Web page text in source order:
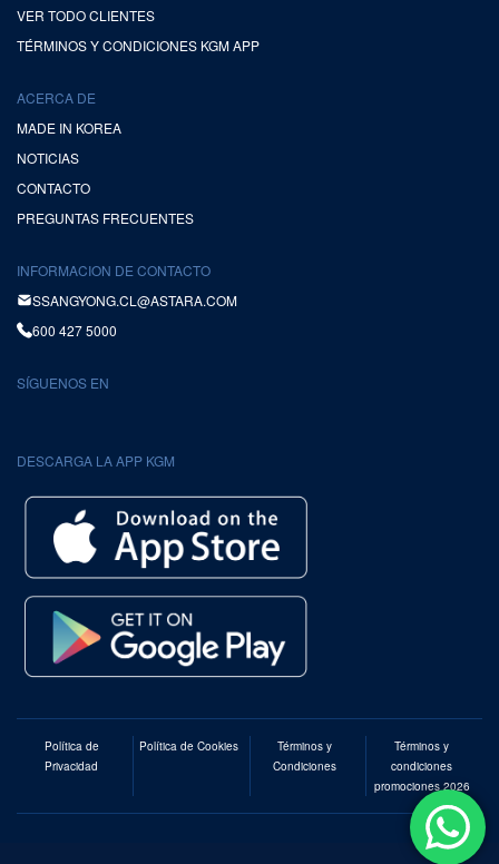
VER TODO CLIENTES
TÉRMINOS Y CONDICIONES KGM APP
ACERCA DE
MADE IN KOREA
NOTICIAS
CONTACTO
PREGUNTAS FRECUENTES
INFORMACION DE CONTACTO
SSANGYONG.CL@ASTARA.COM
600 427 5000
SÍGUENOS EN
DESCARGA LA APP KGM
Política de
Privacidad
Política de Cookies
Términos y
Condiciones
Términos y
condiciones
promociones 2026